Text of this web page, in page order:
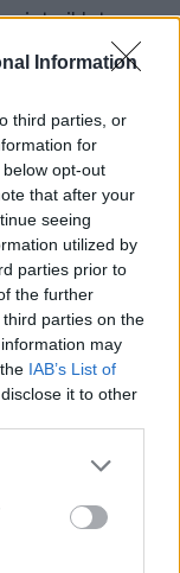
Information
third parties, or
for
opt-out
that after your
seeing
utilized by
parties prior to
the further
parties on the
may
IAB’s List of
it to other
or more Google
may click to
party tags to
in below Google
il lato
innovativi,
nel settore.
Gianni,
riferimenti